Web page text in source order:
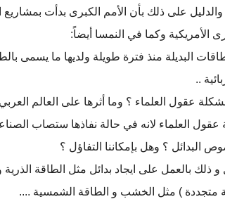
والدليل على ذلك بأن الأمم الكبرى بدأت
الأمريكية وكما في النمسا أيضاً:
البديلة منذ فترة طويلة ولديها ما يسمى
..
عقول العلماء ؟ وما أثرها على العالم
العلماء لانه في حالة نفاذها ستصاب
البدائل ؟ وهل بإمكاننا التفاؤل ؟
و ذلك بالعمل على ايجاد بدائل مثل الطاقة
متجددة ) مثل الخشب و الطاقة الشمسية ....